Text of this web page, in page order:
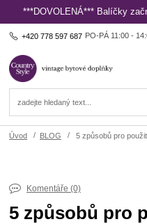
***DOVOLENÁ*** Balíčky
+420 778 597 687 PO-PÁ 11:00 -
Úvod BLOG 5 způsobů pro
Komentáře (0)
5 způsobů pro